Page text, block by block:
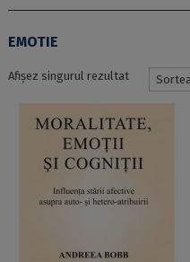
EMOTIE
Afișez singurul rezultat